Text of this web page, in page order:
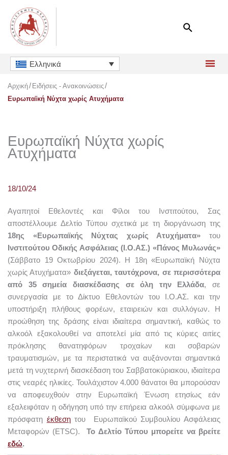
περιεχόμενο
Ελληνικά
Αρχική Ειδήσεις - Ανακοινώσεις
Ευρωπαϊκή Νύχτα χωρίς Ατυχήματα
Ευρωπαϊκή Νύχτα χωρίς
Ατυχήματα
18/10/24
Αγαπητοί Εθελοντές και Φίλοι του Ινστιτούτου, Σας
αποστέλλουμε Δελτίο Τύπου σχετικά με τη διοργάνωση της
18ης «Ευρωπαϊκής Νύχτας χωρίς Ατυχήματα» του
Ινστιτούτου Οδικής Ασφάλειας (Ι.Ο.ΑΣ.) «Πάνος Μυλωνάς»
(Σάββατο 19 Οκτωβρίου 2024). Η 18η «Ευρωπαϊκή Νύχτα
χωρίς Ατυχήματα» διεξάγεται, ταυτόχρονα, σε περισσότερα
από 35 σημεία διασκέδασης σε όλη την Ελλάδα, σε
συνεργασία με το Δίκτυο Εθελοντών του Ι.Ο.ΑΣ. και την
υποστήριξη πλήθους φορέων, εταιρειών και συλλόγων. Η
προώθηση της δράσης είναι ιδιαίτερα σημαντική, καθώς το
αλκοόλ εξακολουθεί να αποτελεί μία από τις κύριες αιτίες
πρόκλησης θανατηφόρων τροχαίων και σοβαρών
τραυματισμών, με τα περιστατικά να αυξάνονται σημαντικά
μετά τη νυχτερινή διασκέδαση του Σαββατοκύριακου, ιδιαίτερα
στις νεαρές ηλικίες. Τουλάχιστον 4.000 θάνατοι θα μπορούσαν
να αποφευχθούν στην Ευρωπαϊκή Ένωση ετησίως εάν
εξαλειφόταν η οδήγηση υπό την επήρεια αλκοόλ σύμφωνα με
πρόσφατη έκθεσητου Ευρωπαϊκού Συμβουλίου Ασφάλειας
Μεταφορών (ETSC).Το Δελτίο Τύπου μπορείτε να βρείτε
εδώ.